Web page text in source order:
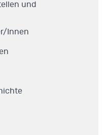
und
Innen